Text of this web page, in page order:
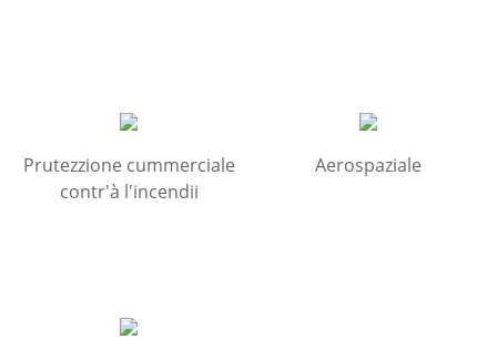
Prutezzione cummerciale
contr'à l'incendii
Aerospaziale